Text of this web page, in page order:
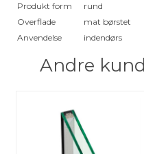
Produkt form
rund
Overflade
mat børstet
Anvendelse
indendørs
Andre